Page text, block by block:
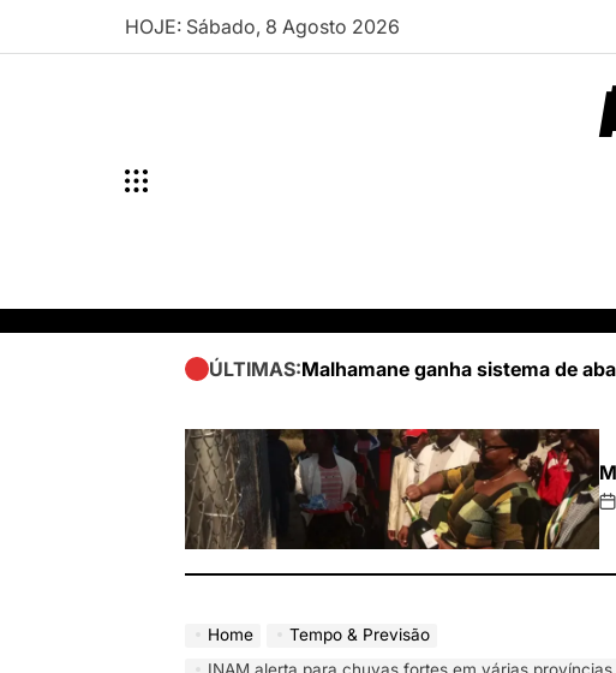
HOJE: Sábado, 8 Agosto 2026
ÚLTIMAS:Malhamane ganha sistema de
on
Home
Tempo & Previsão